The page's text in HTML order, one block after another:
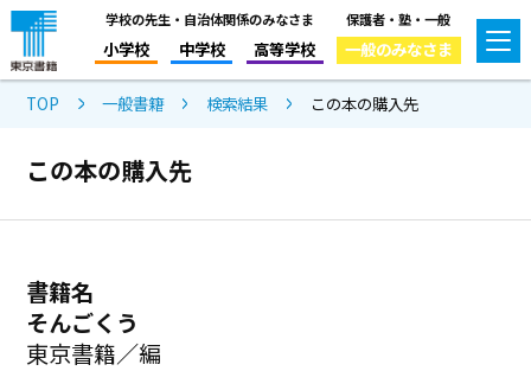
学校の先生・自治体関係のみなさま
小学校 中学校 高等学校
保護者・塾・一般
一般のみなさま
TOP 一般書籍 検索結果 この本の購入先
この本の購入先
書籍名
そんごくう
東京書籍／編